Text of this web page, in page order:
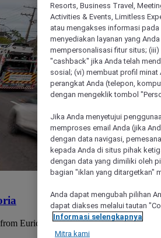
Eurico de Aguiar Salles Airport and
Resorts, Business Travel,
Activities & Events, Limitless
atau mengakses informasi
menyediakan layanan yang
mempersonalisasi fitur situs;
"cashback" jika Anda telah
sosial; (vi) membuat profil
perangkat Anda (telepon,
dengan mengeklik tombol
Jika Anda menyetujui
memproses email Anda (jika
dengan data navigasi,
kepada Anda di situs pihak
dengan data yang dimiliki oleh
bagian "iklan yang ditargetkan"
Anda dapat mengubah pilihan
dapat diakses melalui tautan
Informasi selengkapnya
Mitra kami